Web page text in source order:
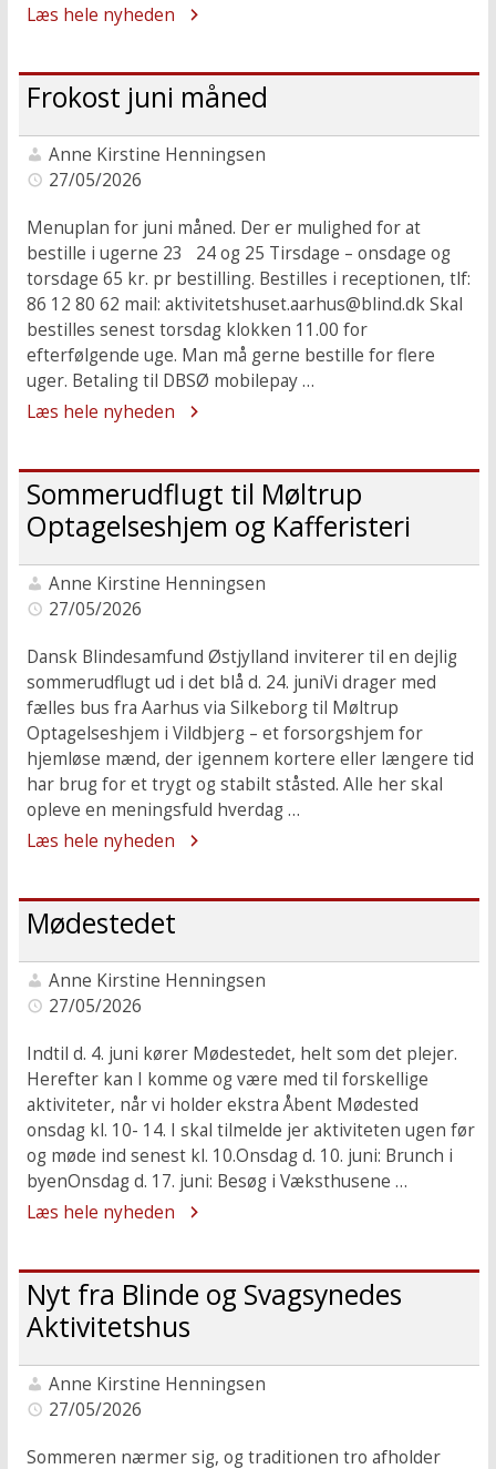
Læs hele nyheden
Frokost juni måned
Anne Kirstine Henningsen
27/05/2026
Menuplan for juni måned. Der er mulighed for at
bestille i ugerne 23 24 og 25 Tirsdage – onsdage og
torsdage 65 kr. pr bestilling. Bestilles i receptionen, tlf:
86 12 80 62 mail: aktivitetshuset.aarhus@blind.dk Skal
bestilles senest torsdag klokken 11.00 for
efterfølgende uge. Man må gerne bestille for flere
uger. Betaling til DBSØ mobilepay …
Læs hele nyheden
Sommerudflugt til Møltrup
Optagelseshjem og Kafferisteri
Anne Kirstine Henningsen
27/05/2026
Dansk Blindesamfund Østjylland inviterer til en dejlig
sommerudflugt ud i det blå d. 24. juniVi drager med
fælles bus fra Aarhus via Silkeborg til Møltrup
Optagelseshjem i Vildbjerg – et forsorgshjem for
hjemløse mænd, der igennem kortere eller længere tid
har brug for et trygt og stabilt ståsted. Alle her skal
opleve en meningsfuld hverdag …
Læs hele nyheden
Mødestedet
Anne Kirstine Henningsen
27/05/2026
Indtil d. 4. juni kører Mødestedet, helt som det plejer.
Herefter kan I komme og være med til forskellige
aktiviteter, når vi holder ekstra Åbent Mødested
onsdag kl. 10- 14. I skal tilmelde jer aktiviteten ugen før
og møde ind senest kl. 10.Onsdag d. 10. juni: Brunch i
byenOnsdag d. 17. juni: Besøg i Væksthusene …
Læs hele nyheden
Nyt fra Blinde og Svagsynedes
Aktivitetshus
Anne Kirstine Henningsen
27/05/2026
Sommeren nærmer sig, og traditionen tro afholder